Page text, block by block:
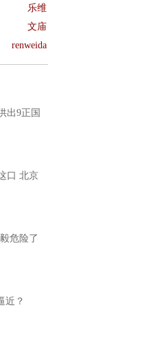
乐维
文庙
renweida
出9正国
口 北京
危险了
近？